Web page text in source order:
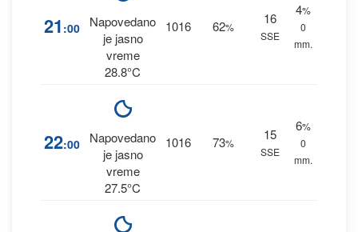
21 :00
Napovedano
je jasno
vreme
28.8°C
1016 62%
16
SSE
4%
0
mm.
22:00
Napovedano
je jasno
vreme
27.5°C
1016 73%
15
SSE
6%
0
mm.